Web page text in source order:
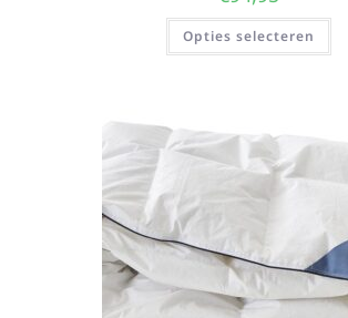
Opties selecteren